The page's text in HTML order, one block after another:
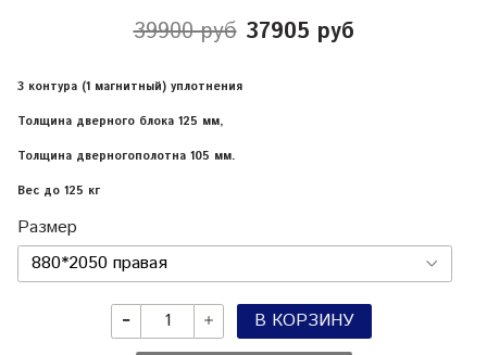
39900 руб 37905 руб
3 контура (1 магнитный) уплотнения
Толщина дверного блока 125 мм,
Толщина дверногополотна 105 мм.
Вес до 125 кг
Размер
В КОРЗИНУ